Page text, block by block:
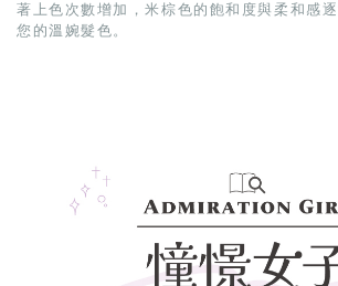
著上色次數增加，米棕色的飽和度與柔和感
您的溫婉髮色。